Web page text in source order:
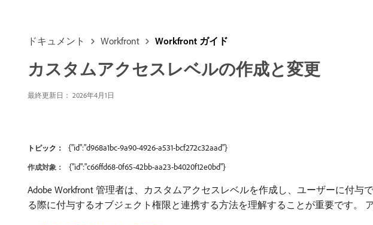
ドキュメント Workfront Workfront ガイド
カスタムアクセスレベルの作成と変更
最終更新日： 2026年4月1日
トピック： {"id":"d968a1bc-9a90-4926-a531-bcf272c32aad"}
作成対象： {"id":"c66ffd68-0f65-42bb-aa23-b4020f12e0bd"}
Adobe Workfront 管理者は、カスタムアクセスレベルを作成し、ユーザーに付
る際に付与するオブジェクト権限と連携する方法を理解することが重要です。